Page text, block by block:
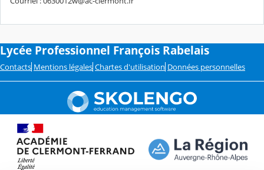
Lycée Professionnel François Rabelais
Contacts Mentions légales Chartes d'utilisation Données personnelles